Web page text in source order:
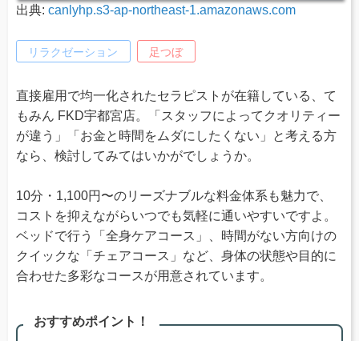
出典: canlyhp.s3-ap-northeast-1.amazonaws.com
リラクゼーション 足つぼ
直接雇用で均一化されたセラピストが在籍している、て
もみん FKD宇都宮店。「スタッフによってクオリティー
が違う」「お金と時間をムダにしたくない」と考える方
なら、検討してみてはいかがでしょうか。
10分・1,100円〜のリーズナブルな料金体系も魅力で、
コストを抑えながらいつでも気軽に通いやすいですよ。
ベッドで行う「全身ケアコース」、時間がない方向けの
クイックな「チェアコース」など、身体の状態や目的に
合わせた多彩なコースが用意されています。
おすすめポイント！